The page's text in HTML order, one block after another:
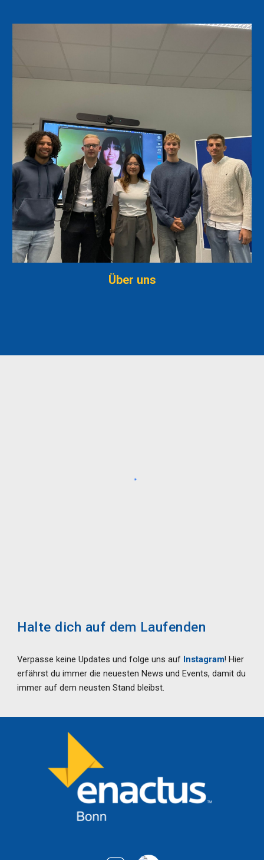
Über uns
Halte dich auf dem Laufenden
Verpasse keine Updates und folge uns auf Instagram! Hier
erfährst du immer die neuesten News und Events, damit du
immer auf dem neusten Stand bleibst.